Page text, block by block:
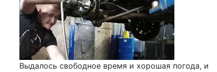
Выдалось свободное время и хорошая погода, и